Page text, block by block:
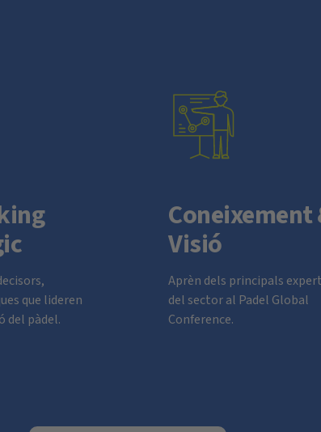
que lideren
del pàdel.
Coneixement
Visió
Aprèn dels principals
del sector al Padel Global
Conference.